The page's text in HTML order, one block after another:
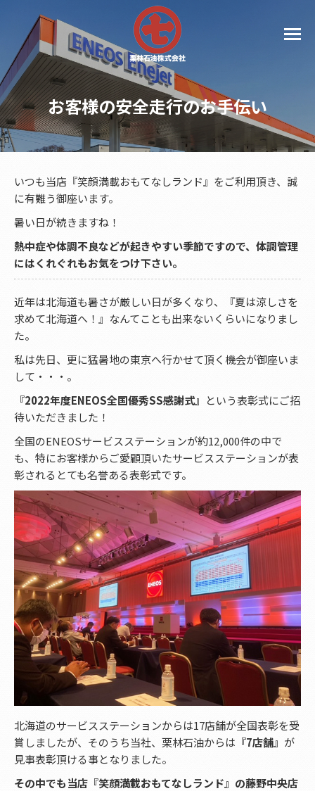
お客様の安全走行のお手伝い
いつも当店『笑顔満載おもてなしランド』をご利用頂き、誠
に有難う御座います。
暑い日が続きますね！
熱中症や体調不良などが起きやすい季節ですので、体調管理
にはくれぐれもお気をつけ下さい。
近年は北海道も暑さが厳しい日が多くなり、『夏は涼しさを
求めて北海道へ！』なんてことも出来ないくらいになりまし
た。
私は先日、更に猛暑地の東京へ行かせて頂く機会が御座いま
して・・・。
『2022年度ENEOS全国優秀SS感謝式』 という表彰式にご招
待いただきました！
全国のENEOSサービスステーションが約12,000件の中で
も、特にお客様からご愛顧頂いたサービスステーションが表
彰されるとても名誉ある表彰式です。
北海道のサービスステーションからは17店舗が全国表彰を受
賞しましたが、そのうち当社、栗林石油からは 『7店舗』 が
見事表彰頂ける事となりました。
その中でも当店『笑顔満載おもてなしランド』の藤野中央店